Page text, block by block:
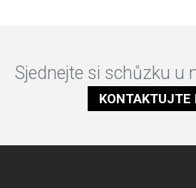
Sjednejte si schůzku u
KONTAKTUJTE